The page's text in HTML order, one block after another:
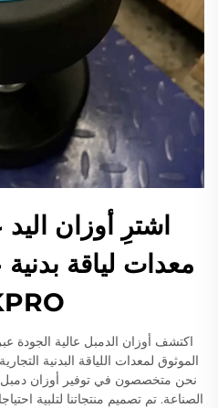
اشترِ أوزان
معدات لياقة
نحن متخصصون في توفير أوزان دمبل
الصناعة. تم تصميم منتجاتنا لتلبية